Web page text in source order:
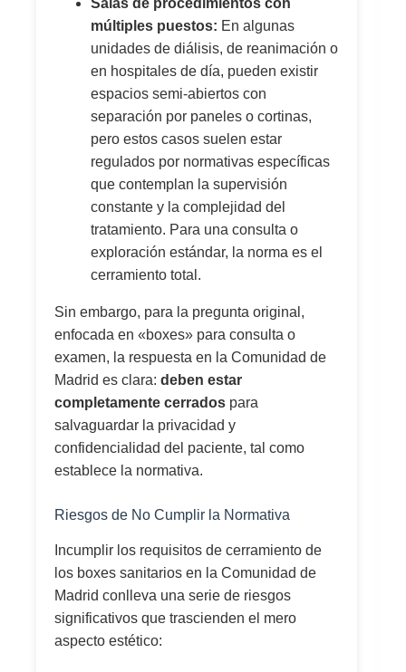
múltiples puestos: En algunas
unidades de diálisis, de reanimación o
en hospitales de día, pueden existir
espacios semi-abiertos con
separación por paneles o cortinas,
pero estos casos suelen estar
regulados por normativas específicas
que contemplan la supervisión
constante y la complejidad del
tratamiento. Para una consulta o
exploración estándar, la norma es el
cerramiento total.
Sin embargo, para la pregunta original,
enfocada en «boxes» para consulta o
examen, la respuesta en la Comunidad de
Madrid es clara: deben estar
completamente cerrados para
salvaguardar la privacidad y
confidencialidad del paciente, tal como
establece la normativa.
Riesgos de No Cumplir la Normativa
Incumplir los requisitos de cerramiento de
los boxes sanitarios en la Comunidad de
Madrid conlleva una serie de riesgos
significativos que trascienden el mero
aspecto estético: